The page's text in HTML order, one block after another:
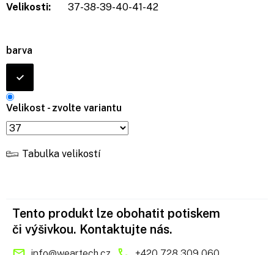
barva
Velikost - zvolte variantu
Tabulka velikostí
Velikosti:
37-38-39-40-41-42
Tento produkt lze obohatit potiskem
či výšivkou. Kontaktujte nás.